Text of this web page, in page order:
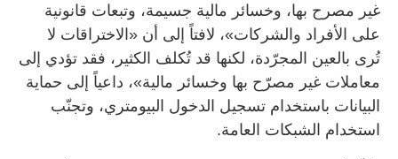
غير مصرح بها، وخسائر مالية جسيمة، وتبعات قانونية
على الأفراد والشركات»، لافتاً إلى أن «الاختراقات لا
تُرى بالعين المجرّدة، لكنها قد تُكلف الكثير، فقد تؤدي إلى
معاملات غير مصرّح بها وخسائر مالية»، داعياً إلى حماية
البيانات باستخدام تسجيل الدخول البيومتري، وتجنّب
استخدام الشبكات العامة.